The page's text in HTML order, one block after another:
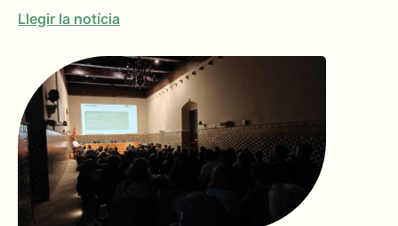
Llegir la notícia